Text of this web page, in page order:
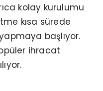
kolay kurulumu
kısa sürede
başlıyor.
ihracat